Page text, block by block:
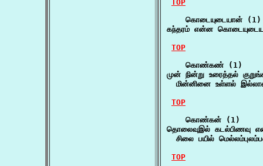
TOP
    கொடையுடையான் (1)
கந்தரம் என்ன
TOP
    கொண்கண் (1)
முன் நின்று உரைத்தல்
மின்னினை உள்ளல்
TOP
    கொண்கன் (1)
தொலைவுஇல் கடல்பிணவு
சிலை பயில்
TOP